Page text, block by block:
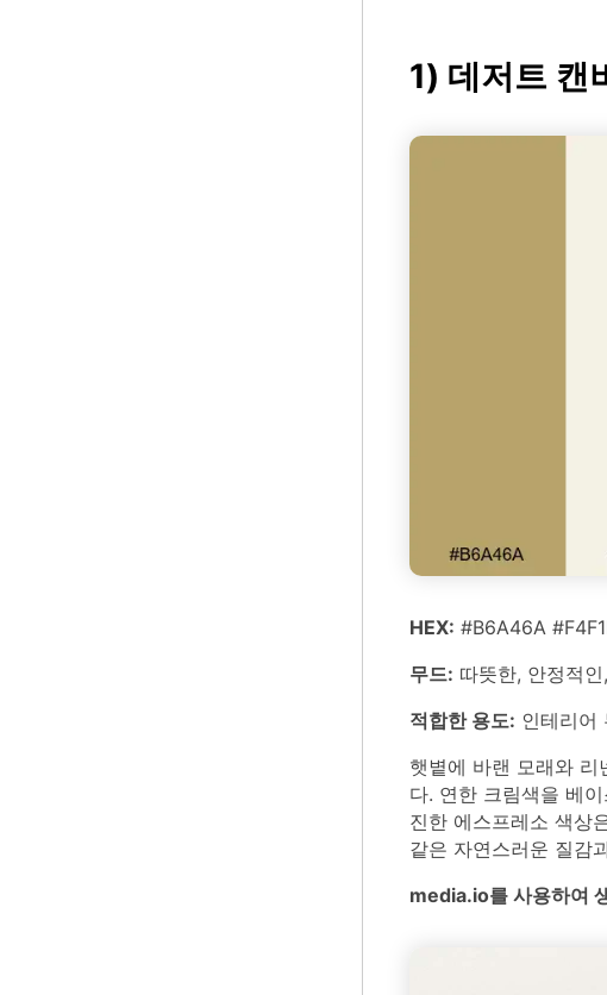
1) 데저트 캔
HEX: #B6A46A
무드: 따뜻한, 안정적
적합한 용도: 인테리어
햇볕에 바랜 모래와 리
다. 연한 크림색을 베
진한 에스프레소 색상
같은 자연스러운 질감
media.io를 사용하여